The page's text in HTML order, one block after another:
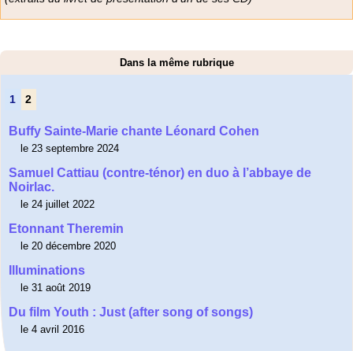
Dans la même rubrique
1 2
Buffy Sainte-Marie chante Léonard Cohen
le 23 septembre 2024
Samuel Cattiau (contre-ténor) en duo à l’abbaye de
Noirlac.
le 24 juillet 2022
Etonnant Theremin
le 20 décembre 2020
Illuminations
le 31 août 2019
Du film Youth : Just (after song of songs)
le 4 avril 2016